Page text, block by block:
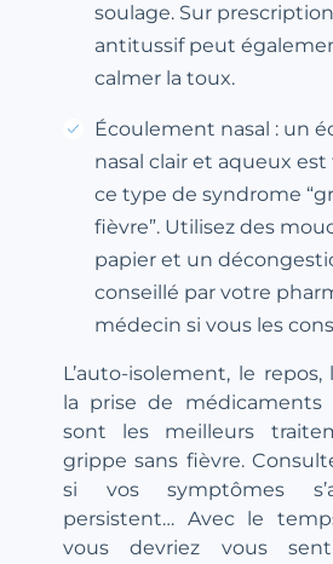
soulage. Sur
antitussif peut
calmer la toux.
Écoulement nasal : un
nasal clair et aqueux
ce type de syndrome
fièvre”. Utilisez des
papier et un
conseillé par votre
médecin si vous les
L’auto-isolement, le repos,
la prise de
sont les meilleurs
grippe sans fièvre.
si vos symptômes
persistent… Avec le
vous devriez vous